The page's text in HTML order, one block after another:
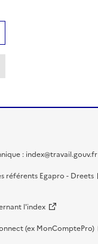
: index@travail.gouv.fr
référents Egapro - Dreets
l'index
(ex MonComptePro)